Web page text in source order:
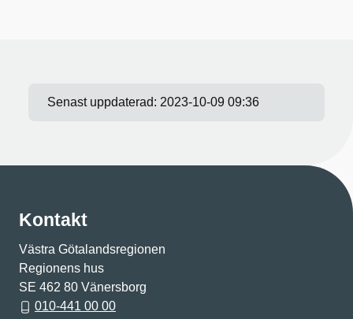
Senast uppdaterad: 2023-10-09 09:36
Kontakt
Västra Götalandsregionen
Regionens hus
SE 462 80 Vänersborg
010-441 00 00